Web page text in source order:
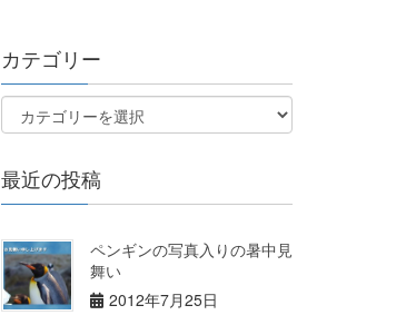
カテゴリー
最近の投稿
ペンギンの写真入りの暑中見
舞い
2012年7月25日